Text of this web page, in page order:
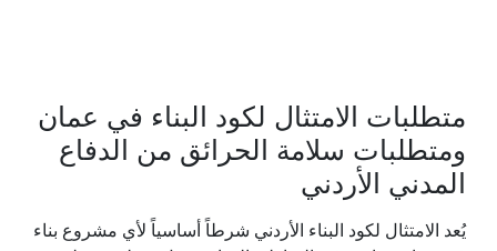
متطلبات الامتثال لكود البناء في عمان
ومتطلبات سلامة الحرائق من الدفاع
المدني الأردني
يُعد الامتثال لكود البناء الأردني شرطاً أساسياً لأي مشروع بناء